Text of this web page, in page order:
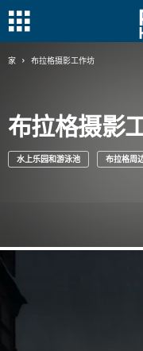
家 布拉格摄影工作坊
布拉格摄影
水上乐园和游泳池 布拉格周